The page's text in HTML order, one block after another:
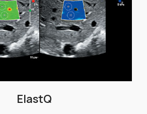
ElastQ